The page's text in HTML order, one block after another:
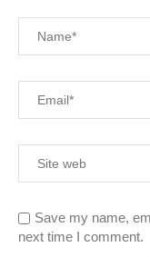
Save my name,
next time I comment.